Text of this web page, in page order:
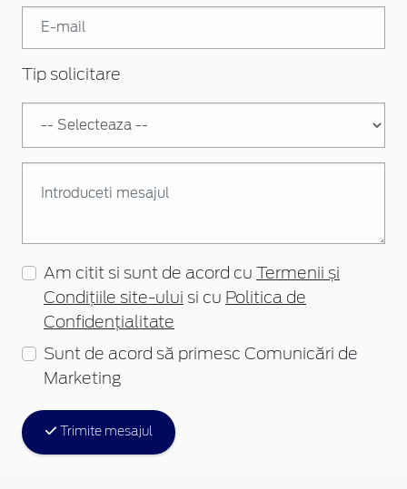
Tip solicitare
Am citit si sunt de acord cu
Termenii și
Condițiile site-ului si cu Politica de
Confidențialitate
Sunt de acord să primesc Comunicări de
Marketing
Trimite mesajul